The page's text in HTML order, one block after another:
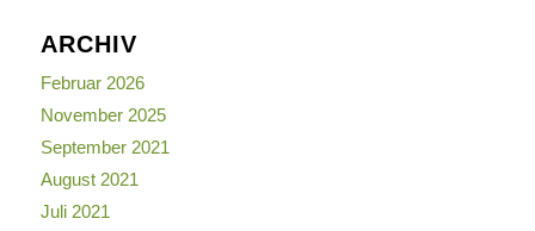
ARCHIV
Februar 2026
November 2025
September 2021
August 2021
Juli 2021